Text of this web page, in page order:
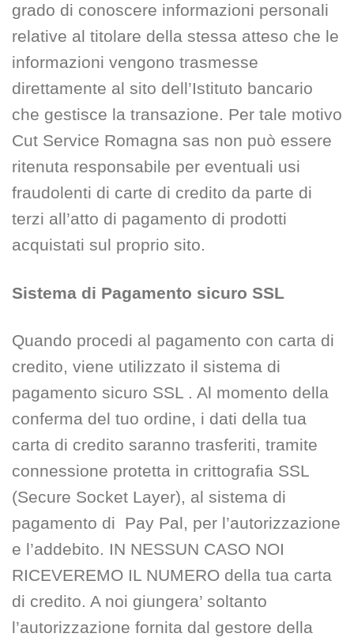
grado di conoscere informazioni personali
relative al titolare della stessa atteso che le
informazioni vengono trasmesse
direttamente al sito dell’Istituto bancario
che gestisce la transazione. Per tale motivo
Cut Service Romagna sas non può essere
ritenuta responsabile per eventuali usi
fraudolenti di carte di credito da parte di
terzi all’atto di pagamento di prodotti
acquistati sul proprio sito.
Sistema di Pagamento sicuro SSL
Quando procedi al pagamento con carta di
credito, viene utilizzato il sistema di
pagamento sicuro SSL . Al momento della
conferma del tuo ordine, i dati della tua
carta di credito saranno trasferiti, tramite
connessione protetta in crittografia SSL
(Secure Socket Layer), al sistema di
pagamento di Pay Pal, per l’autorizzazione
e l’addebito. IN NESSUN CASO NOI
RICEVEREMO IL NUMERO della tua carta
di credito. A noi giungera’ soltanto
l’autorizzazione fornita dal gestore della